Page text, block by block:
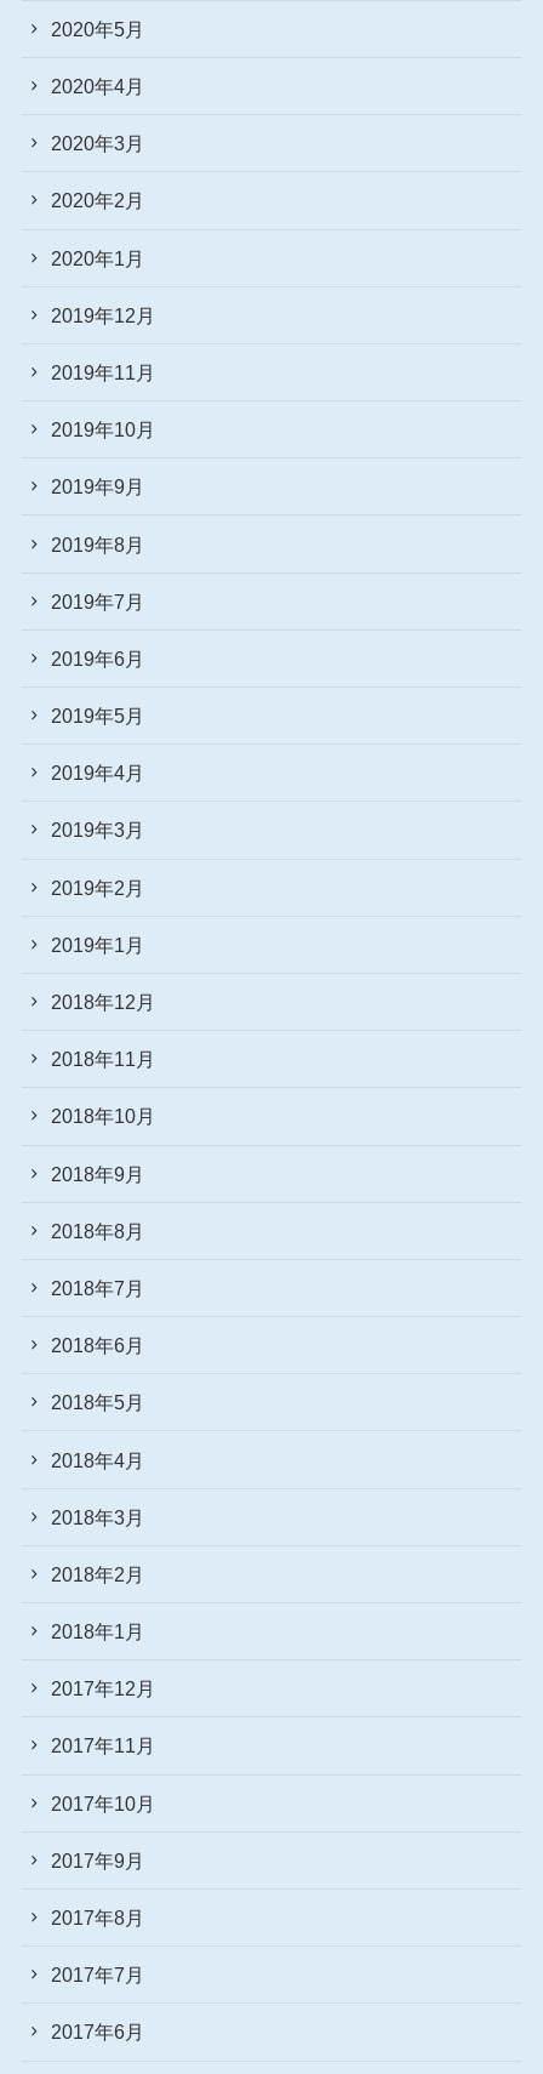
2020年5月
2020年4月
2020年3月
2020年2月
2020年1月
2019年12月
2019年11月
2019年10月
2019年9月
2019年8月
2019年7月
2019年6月
2019年5月
2019年4月
2019年3月
2019年2月
2019年1月
2018年12月
2018年11月
2018年10月
2018年9月
2018年8月
2018年7月
2018年6月
2018年5月
2018年4月
2018年3月
2018年2月
2018年1月
2017年12月
2017年11月
2017年10月
2017年9月
2017年8月
2017年7月
2017年6月